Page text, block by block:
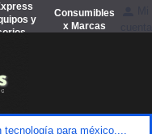
y
Consumibles
x Marcas